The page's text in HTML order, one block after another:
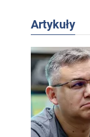
Artykuły